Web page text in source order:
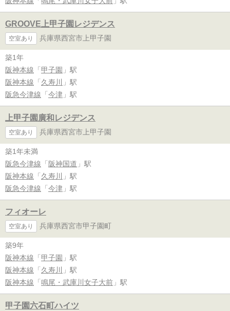
GROOVE上甲子園レジデンス
空室あり 兵庫県西宮市上甲子園
築1年
阪神本線 「 甲子園 」駅
阪神本線 「 久寿川
」駅
阪急今津線 「 今津 」駅
上甲子園廣和レジデンス
空室あり 兵庫県西宮市上甲子園
築1年未満
阪急今津線 「 阪神国道 」駅
阪神本線 「 久寿川
」駅
阪急今津線 「 今津 」駅
フィオーレ
空室あり 兵庫県西宮市甲子園町
築9年
阪神本線 「 甲子園 」駅
阪神本線 「 久寿川
」駅
阪神本線 「 鳴尾・武庫川女子大前 」駅
甲子園六石町ハイツ